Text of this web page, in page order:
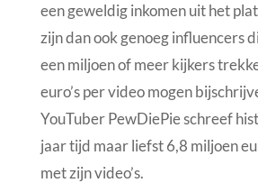
een geweldig inkomen uit het
zijn dan ook genoeg influencers
een miljoen of meer kijkers
euro’s per video mogen
YouTuber PewDiePie schreef
jaar tijd maar liefst 6,8 miljoen
met zijn video’s.